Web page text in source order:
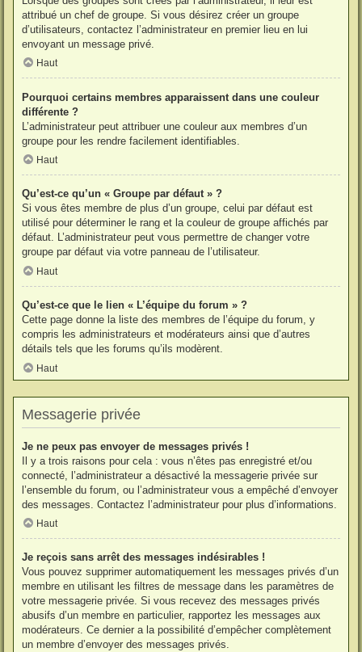
attribué un chef de groupe. Si vous désirez créer un groupe
d’utilisateurs, contactez l’administrateur en premier lieu en lui
envoyant un message privé.
Haut
Pourquoi certains membres apparaissent dans une couleur
différente ?
L’administrateur peut attribuer une couleur aux membres d’un
groupe pour les rendre facilement identifiables.
Haut
Qu’est-ce qu’un « Groupe par défaut » ?
Si vous êtes membre de plus d’un groupe, celui par défaut est
utilisé pour déterminer le rang et la couleur de groupe affichés par
défaut. L’administrateur peut vous permettre de changer votre
groupe par défaut via votre panneau de l’utilisateur.
Haut
Qu’est-ce que le lien « L’équipe du forum » ?
Cette page donne la liste des membres de l’équipe du forum, y
compris les administrateurs et modérateurs ainsi que d’autres
détails tels que les forums qu’ils modèrent.
Haut
Messagerie privée
Je ne peux pas envoyer de messages privés !
Il y a trois raisons pour cela : vous n’êtes pas enregistré et/ou
connecté, l’administrateur a désactivé la messagerie privée sur
l’ensemble du forum, ou l’administrateur vous a empêché d’envoyer
des messages. Contactez l’administrateur pour plus d’informations.
Haut
Je reçois sans arrêt des messages indésirables !
Vous pouvez supprimer automatiquement les messages privés d’un
membre en utilisant les filtres de message dans les paramètres de
votre messagerie privée. Si vous recevez des messages privés
abusifs d’un membre en particulier, rapportez les messages aux
modérateurs. Ce dernier a la possibilité d’empêcher complètement
un membre d’envoyer des messages privés.